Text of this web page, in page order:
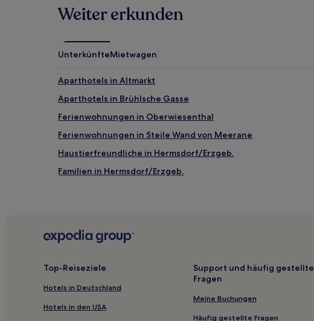
können
zusätzliche
gelten.
Weiter erkunden
UnterkünfteMietwagen
Aparthotels in Altmarkt
Aparthotels in Brühlsche Gasse
Ferienwohnungen in Oberwiesenthal
Ferienwohnungen in Steile Wand von Meerane
Haustierfreundliche in Hermsdorf/Erzgeb.
Familien in Hermsdorf/Erzgeb.
Haustierfreundliche in Meißen
Top-Reiseziele
Hotels in Deutschland
Hotels in den USA
Support und häufig gestellte
Fragen
Meine Buchungen
Häufig gestellte Fragen